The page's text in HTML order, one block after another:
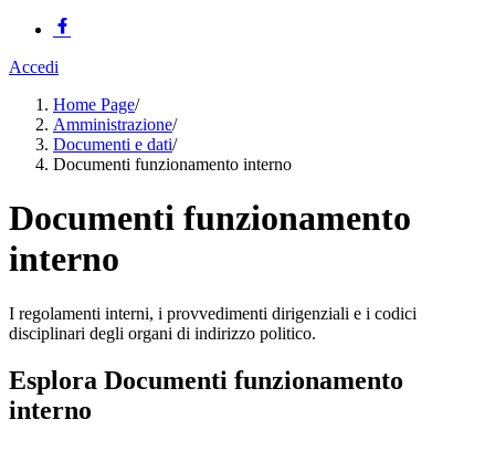
Accedi
Home Page/
Amministrazione/
Documenti e dati/
Documenti funzionamento interno
Documenti funzionamento
interno
I regolamenti interni, i provvedimenti dirigenziali e i codici
disciplinari degli organi di indirizzo politico.
Esplora Documenti funzionamento
interno